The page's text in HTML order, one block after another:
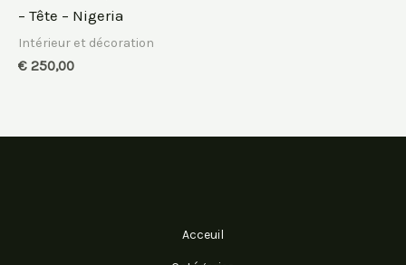
– Tête – Nigeria
Intérieur et décoration
€ 250,00
Acceuil